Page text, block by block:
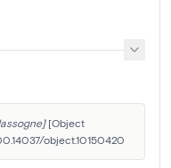
[Object
object.10150420